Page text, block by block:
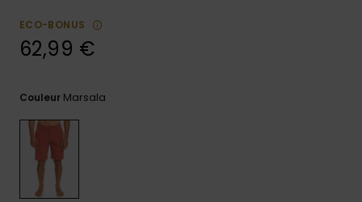
ECO-BONUS
62,99 €
Couleur Marsala